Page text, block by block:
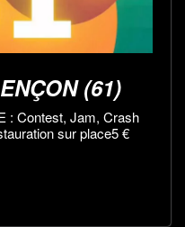
(61)
: Contest, Jam, Crash
sur place5 €